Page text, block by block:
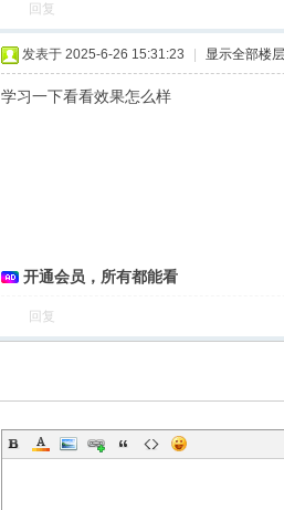
回复
发表于 2025-6-26 15:31:23 显示全部楼层
学习一下看看效果怎么样
开通会员，所有都能看
回复